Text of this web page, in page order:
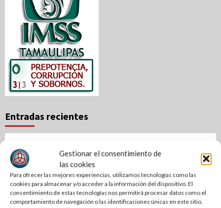
Gestionar el consentimiento de
las cookies
Para ofrecer las mejores experiencias, utilizamos tecnologías como las
cookies para almacenar y/o acceder a la información del dispositivo. El
consentimiento de estas tecnologías nos permitirá procesar datos como el
comportamiento de navegación o las identificaciones únicas en este sitio.
Entradas recientes
Un automóvil derrapó y quedó fuera de la carretera estatal
El Limón-Xicoténcatl.
Motociclista termina en el hospital tras derrapar en El
Mante
Acerca programa estatal, genética de alta calidad a las y